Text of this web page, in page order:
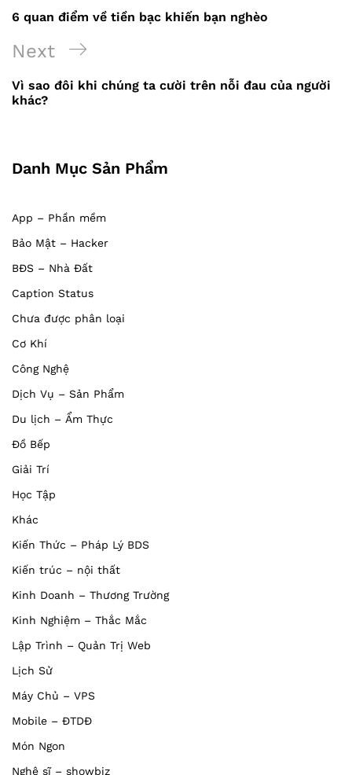
hướng
bài
viết
Post
6 quan điểm về tiền bạc khiến bạn nghèo
Next
Post
Next
Vì sao đôi khi chúng ta cười trên nỗi đau của người
khác?
Danh Mục Sản Phẩm
App – Phần mềm
Bảo Mật – Hacker
BĐS – Nhà Đất
Caption Status
Chưa được phân loại
Cơ Khí
Công Nghệ
Dịch Vụ – Sản Phẩm
Du lịch – Ẩm Thực
Đồ Bếp
Giải Trí
Học Tập
Khác
Kiến Thức – Pháp Lý BDS
Kiến trúc – nội thất
Kinh Doanh – Thương Trường
Kinh Nghiệm – Thắc Mắc
Lập Trình – Quản Trị Web
Lịch Sử
Máy Chủ – VPS
Mobile – ĐTDĐ
Món Ngon
Nghệ sĩ – showbiz